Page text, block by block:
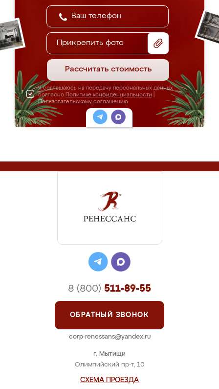
Прикрепить фото
Рассчитать стоимость
Я соглашаюсь на передачу персональных данных
согласно Политике конфиденциальности
Пользовательскому соглашению
г. Мытищи
Олимпийский пр-т, 10
СХЕМА ПРОЕЗДА
8 (800) 511-89-55
ОБРАТНЫЙ ЗВОНОК
corp-renessans@yandex.ru